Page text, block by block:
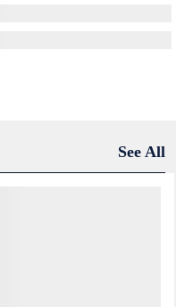
See All